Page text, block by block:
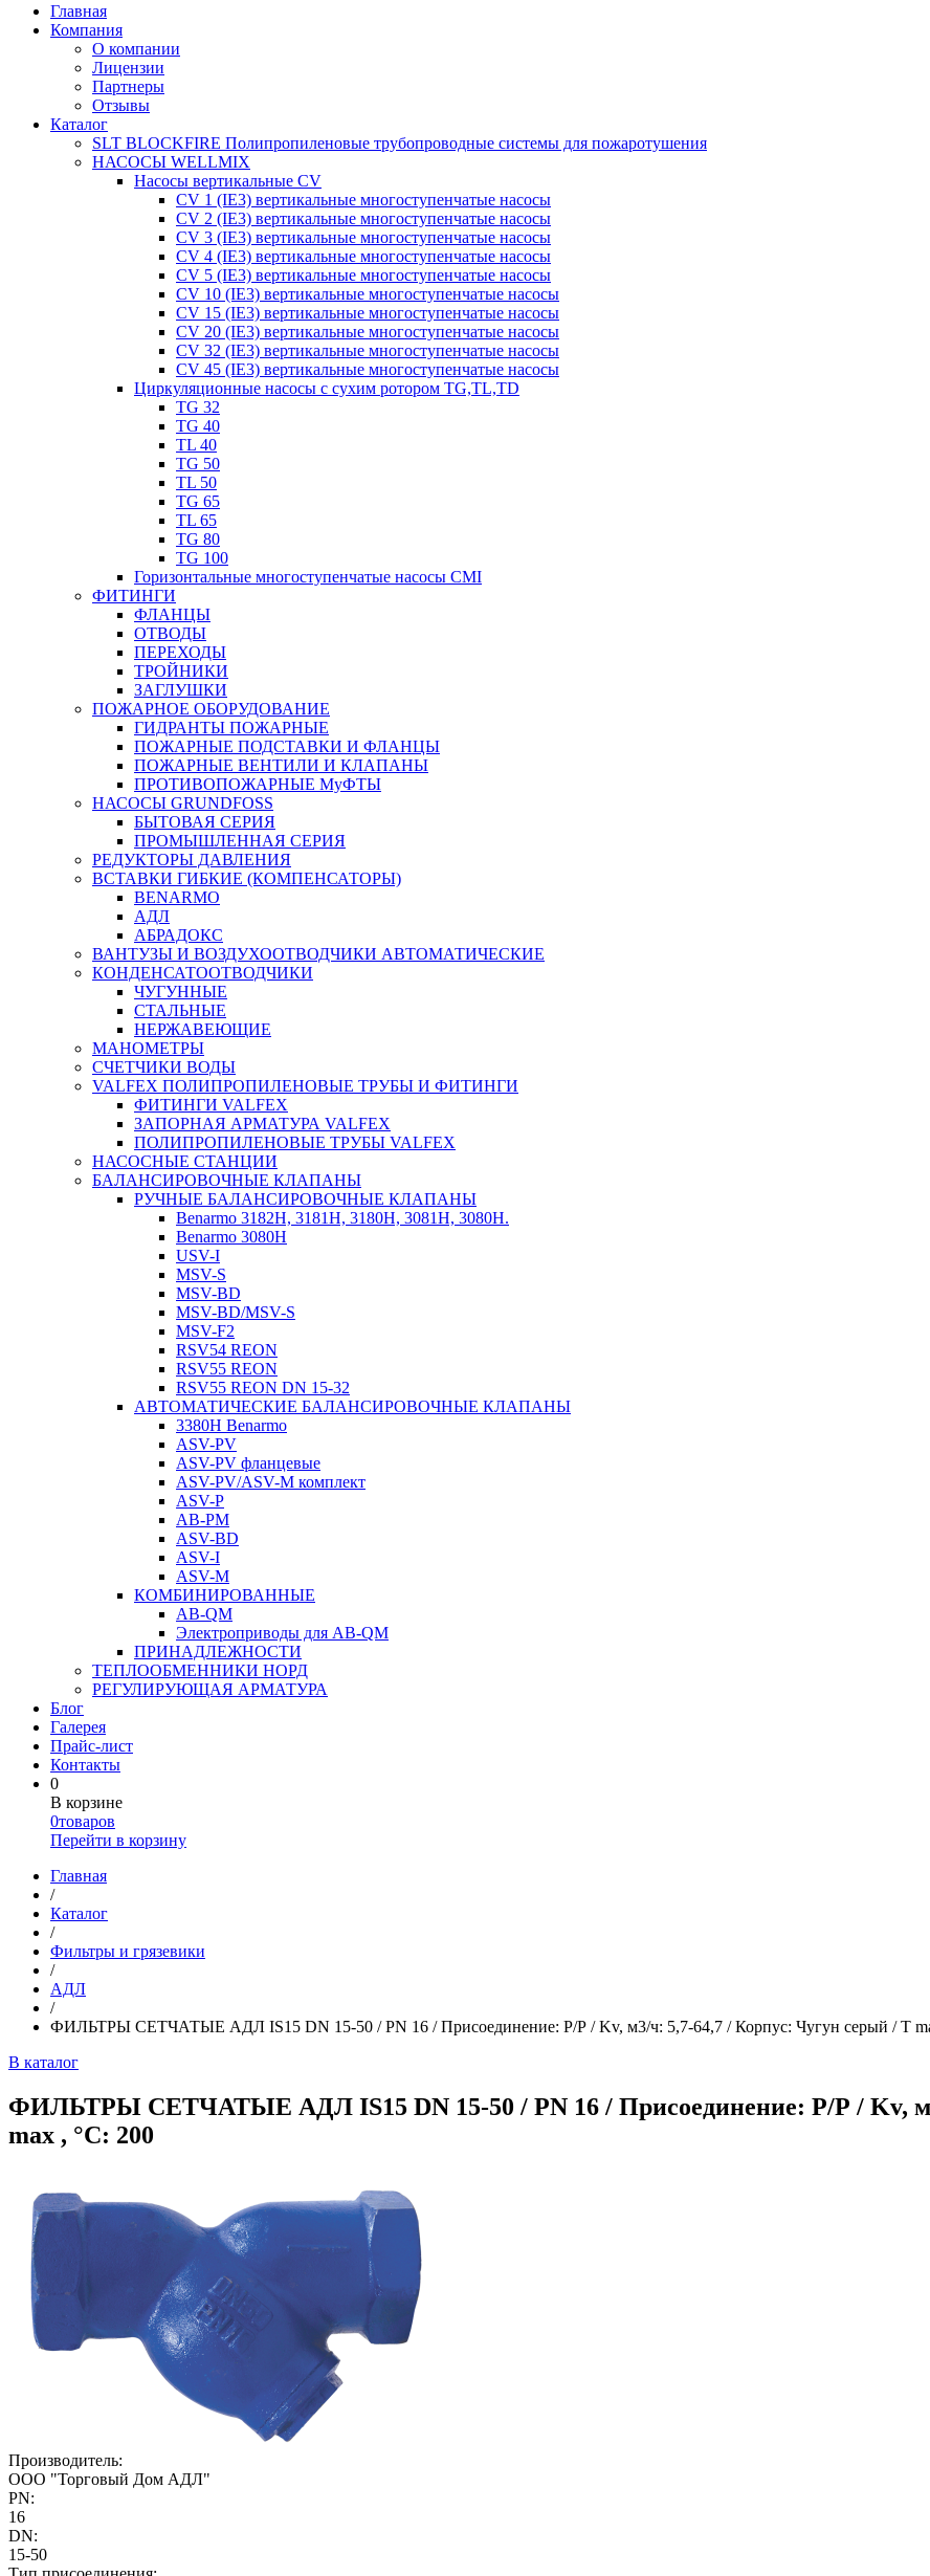
Главная
Компания
О компании
Лицензии
Партнеры
Отзывы
Каталог
SLT BLOCKFIRE Полипропиленовые трубопроводные системы для пожаротушения
НАСОСЫ WELLMIX
Насосы вертикальные CV
CV 1 (IE3) вертикальные многоступенчатые насосы
CV 2 (IE3) вертикальные многоступенчатые насосы
CV 3 (IE3) вертикальные многоступенчатые насосы
CV 4 (IE3) вертикальные многоступенчатые насосы
CV 5 (IE3) вертикальные многоступенчатые насосы
CV 10 (IE3) вертикальные многоступенчатые насосы
CV 15 (IE3) вертикальные многоступенчатые насосы
CV 20 (IE3) вертикальные многоступенчатые насосы
CV 32 (IE3) вертикальные многоступенчатые насосы
CV 45 (IE3) вертикальные многоступенчатые насосы
Циркуляционные насосы с сухим ротором TG,TL,TD
TG 32
TG 40
TL 40
TG 50
TL 50
TG 65
TL 65
TG 80
TG 100
Горизонтальные многоступенчатые насосы CMI
ФИТИНГИ
ФЛАНЦЫ
ОТВОДЫ
ПЕРЕХОДЫ
ТРОЙНИКИ
ЗАГЛУШКИ
ПОЖАРНОЕ ОБОРУДОВАНИЕ
ГИДРАНТЫ ПОЖАРНЫЕ
ПОЖАРНЫЕ ПОДСТАВКИ И ФЛАНЦЫ
ПОЖАРНЫЕ ВЕНТИЛИ И КЛАПАНЫ
ПРОТИВОПОЖАРНЫЕ МуФТЫ
НАСОСЫ GRUNDFOSS
БЫТОВАЯ СЕРИЯ
ПРОМЫШЛЕННАЯ СЕРИЯ
РЕДУКТОРЫ ДАВЛЕНИЯ
ВСТАВКИ ГИБКИЕ (КОМПЕНСАТОРЫ)
BENARMO
АДЛ
АБРАДОКС
ВАНТУЗЫ И ВОЗДУХООТВОДЧИКИ АВТОМАТИЧЕСКИЕ
КОНДЕНСАТООТВОДЧИКИ
ЧУГУННЫЕ
СТАЛЬНЫЕ
НЕРЖАВЕЮЩИЕ
МАНОМЕТРЫ
СЧЕТЧИКИ ВОДЫ
VALFEX ПОЛИПРОПИЛЕНОВЫЕ ТРУБЫ И ФИТИНГИ
ФИТИНГИ VALFEX
ЗАПОРНАЯ АРМАТУРА VALFEX
ПОЛИПРОПИЛЕНОВЫЕ ТРУБЫ VALFEX
НАСОСНЫЕ СТАНЦИИ
БАЛАНСИРОВОЧНЫЕ КЛАПАНЫ
РУЧНЫЕ БАЛАНСИРОВОЧНЫЕ КЛАПАНЫ
Benarmo 3182H, 3181Н, 3180Н, 3081Н, 3080Н.
Benarmo 3080H
USV-I
MSV-S
MSV-BD
MSV-BD/MSV-S
MSV-F2
RSV54 REON
RSV55 REON
RSV55 REON DN 15-32
АВТОМАТИЧЕСКИЕ БАЛАНСИРОВОЧНЫЕ КЛАПАНЫ
3380H Benarmo
ASV-PV
ASV-PV фланцевые
ASV-PV/ASV-M комплект
ASV-P
AB-PM
ASV-BD
ASV-I
ASV-M
КОМБИНИРОВАННЫЕ
AB-QM
Электроприводы для AB-QM
ПРИНАДЛЕЖНОСТИ
ТЕПЛООБМЕННИКИ НОРД
РЕГУЛИРУЮЩАЯ АРМАТУРА
Блог
Галерея
Прайс-лист
Контакты
0
В корзине
0товаров
Перейти в корзину
Главная
/
Каталог
/
Фильтры и грязевики
/
АДЛ
/
ФИЛЬТРЫ СЕТЧАТЫЕ АДЛ IS15 DN 15-50 / PN 16 / Присоединение: Р/Р / Kv, м3/ч: 5,7-64,7 / Корпус: Чугун серый / T
В каталог
ФИЛЬТРЫ СЕТЧАТЫЕ АДЛ IS15 DN 15-50 / PN 16 / Присоединение: Р/Р / Kv,
max , °С: 200
Производитель:
ООО "Торговый Дом АДЛ"
PN:
16
DN:
15-50